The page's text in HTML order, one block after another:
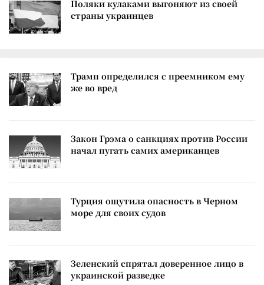
Поляки кулаками выгоняют из своей
страны украинцев
Трамп определился с преемником ему
же во вред
Закон Грэма о санкциях против России
начал пугать самих американцев
Турция ощутила опасность в Черном
море для своих судов
Зеленский спрятал доверенное лицо в
украинской разведке